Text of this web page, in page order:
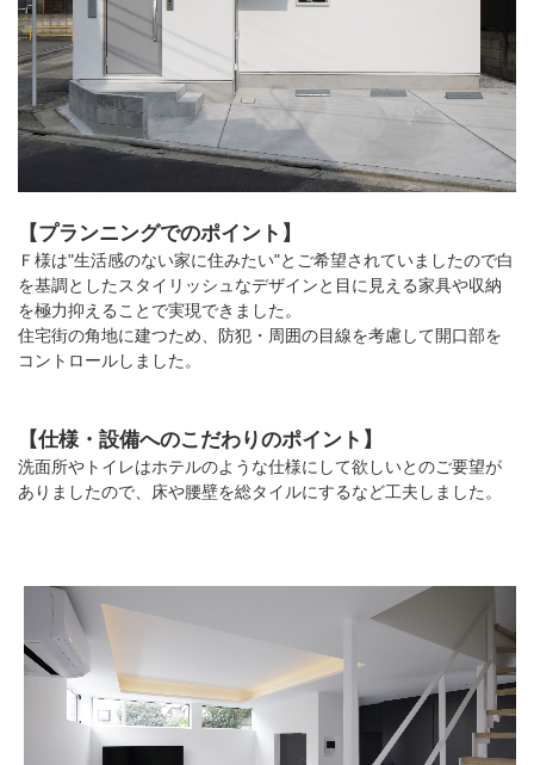
【プランニングでのポイント】
Ｆ様は"生活感のない家に住みたい"とご希望されていましたので白
を基調としたスタイリッシュなデザインと目に見える家具や収納
を極力抑えることで実現できました。
住宅街の角地に建つため、防犯・周囲の目線を考慮して開口部を
コントロールしました。
【仕様・設備へのこだわりのポイント】
洗面所やトイレはホテルのような仕様にして欲しいとのご要望が
ありましたので、床や腰壁を総タイルにするなど工夫しました。